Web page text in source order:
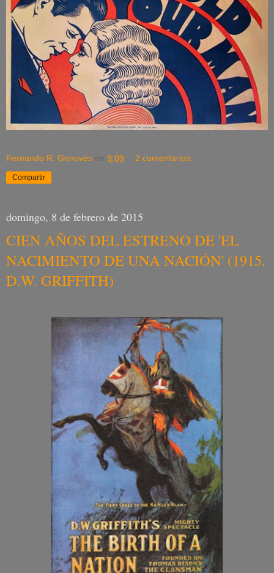
Fernando R. Genovés en 9:09 2 comentarios:
Compartir
domingo, 8 de febrero de 2015
CIEN AÑOS DEL ESTRENO DE 'EL
NACIMIENTO DE UNA NACIÓN' (1915.
D.W. GRIFFITH)